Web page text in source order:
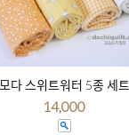
모다 스위트워터 5종 세트
14,000